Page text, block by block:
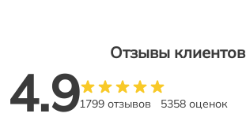
Отзывы клиентов
4.91799 отзывов 5358 оценок